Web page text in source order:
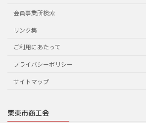
会員事業所検索
リンク集
ご利用にあたって
プライバシーポリシー
サイトマップ
栗東市商工会